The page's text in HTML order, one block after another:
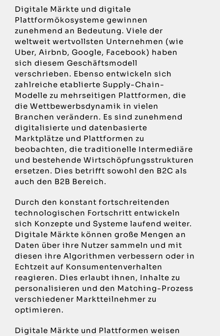
Digitale Märkte und digitale
Plattformökosysteme gewinnen
zunehmend an Bedeutung. Viele der
weltweit wertvollsten Unternehmen (wie
Uber, Airbnb, Google, Facebook) haben
sich diesem Geschäftsmodell
verschrieben. Ebenso entwickeln sich
zahlreiche etablierte Supply-Chain-
Modelle zu mehrseitigen Plattformen, die
die Wettbewerbsdynamik in vielen
Branchen verändern. Es sind zunehmend
digitalisierte und datenbasierte
Marktplätze und Plattformen zu
beobachten, die traditionelle Intermediäre
und bestehende Wirtschöpfungsstrukturen
ersetzen. Dies betrifft sowohl den B2C als
auch den B2B Bereich.
Durch den konstant fortschreitenden
technologischen Fortschritt entwickeln
sich Konzepte und Systeme laufend weiter.
Digitale Märkte können große Mengen an
Daten über ihre Nutzer sammeln und mit
diesen ihre Algorithmen verbessern oder in
Echtzeit auf Konsumentenverhalten
reagieren. Dies erlaubt ihnen, Inhalte zu
personalisieren und den Matching-Prozess
verschiedener Marktteilnehmer zu
optimieren.
Digitale Märkte und Plattformen weisen